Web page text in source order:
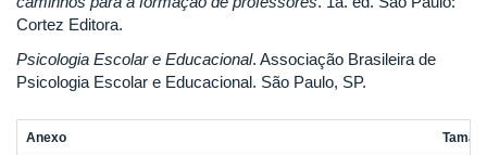
Cortez Editora.
Psicologia Escolar e Educacional. Associação Brasileira de
Psicologia Escolar e Educacional. São Paulo, SP.
Anexo